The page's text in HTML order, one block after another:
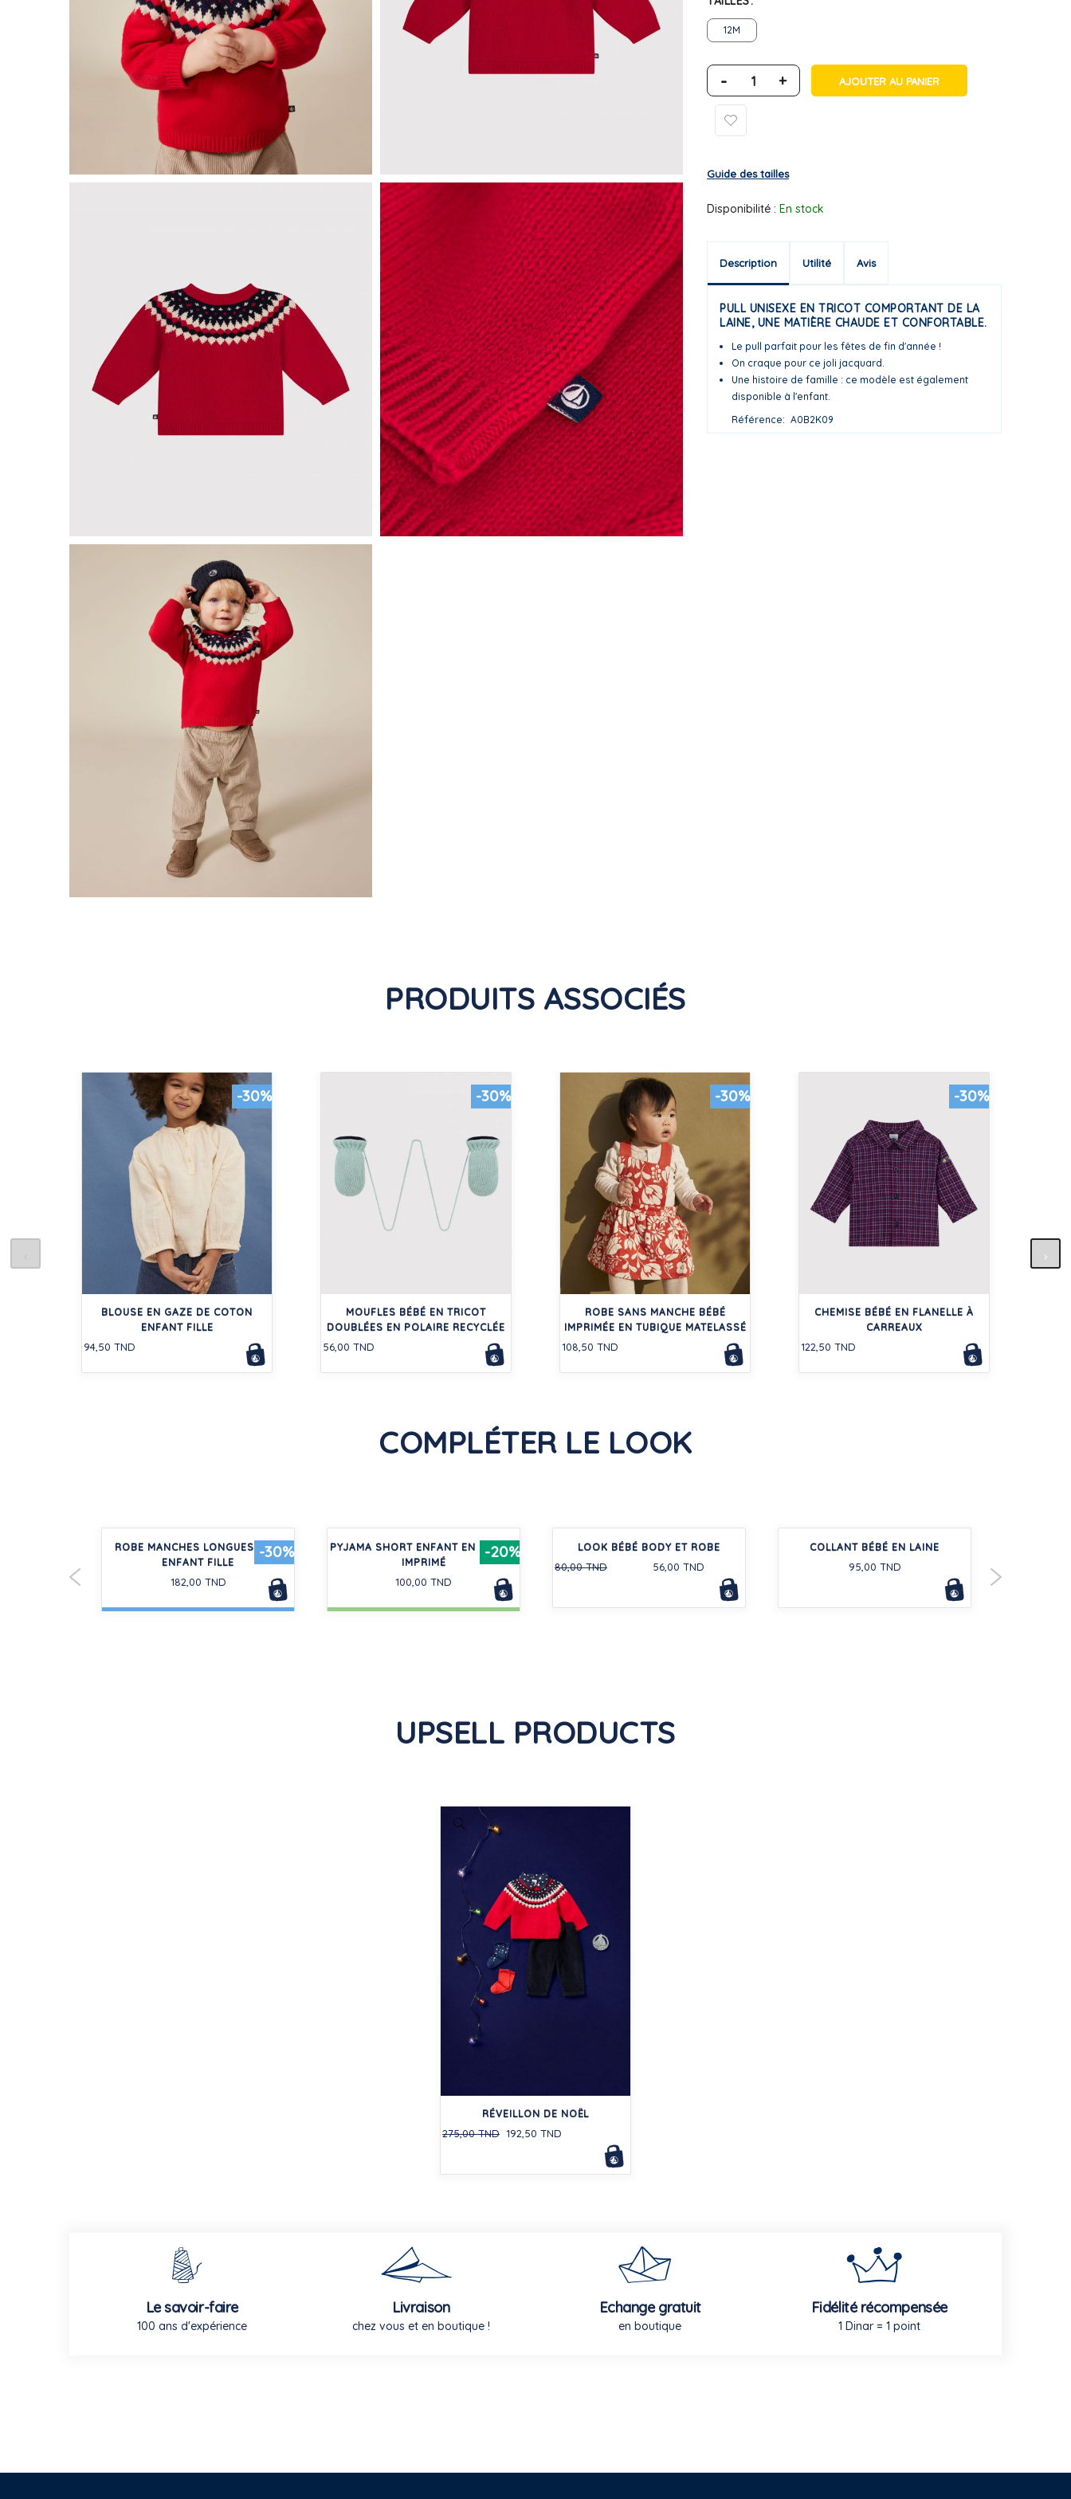
12M
- + AJOUTER AU PANIER
Guide des tailles
Disponibilité : En stock
Description Utilité Avis
PULL UNISEXE EN TRICOT COMPORTANT DE LA
LAINE, UNE MATIÈRE CHAUDE ET CONFORTABLE.
Le pull parfait pour les fêtes de fin d'année !
On craque pour ce joli jacquard.
Une histoire de famille : ce modèle est également
disponible à l'enfant.
Référence
A0B2K09
PRODUITS ASSOCIÉS
-30%
BLOUSE EN GAZE DE COTON
ENFANT FILLE
94,50 TND
-30%
MOUFLES BÉBÉ EN TRICOT
DOUBLÉES EN POLAIRE RECYCLÉE
56,00 TND
-30%
ROBE SANS MANCHE BÉBÉ
IMPRIMÉE EN TUBIQUE MATELASSÉ
108,50 TND
-30%
CHEMISE BÉBÉ EN FLANELLE À
CARREAUX
122,50 TND
COMPLÉTER LE LOOK
-30%
ROBE MANCHES LONGUES UNIE
ENFANT FILLE
182,00 TND
-20%
PYJAMA SHORT ENFANT EN COTON
IMPRIMÉ
100,00 TND
LOOK BÉBÉ BODY ET ROBE
56,00 TND
80,00 TND
COLLANT BÉBÉ EN LAINE
95,00 TND
UPSELL PRODUCTS
RÉVEILLON DE NOËL
192,50 TND
275,00 TND
Le savoir-faire
100 ans d'expérience
Livraison
chez vous et en boutique !
Echange gratuit
en boutique
Fidélité récompensée
1 Dinar = 1 point